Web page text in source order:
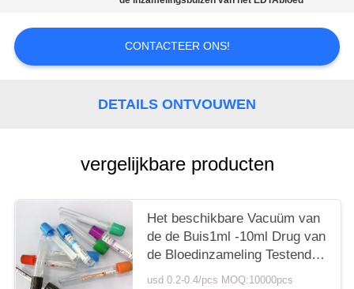
CONTACTEER ONS!
DETAILS ONTVOUWEN
vergelijkbare producten
Het beschikbare Vacuüm van
de de Buis1ml -10ml Drug van
de Bloedinzameling Testende
Gebruik
usd 0.2-0.4/pcs MOQ:10000pcs